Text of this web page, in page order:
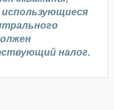
налог.